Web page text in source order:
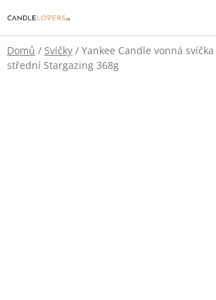
na
obsah
Domů / Svíčky / Yankee Candle vonná
střední Stargazing 368g